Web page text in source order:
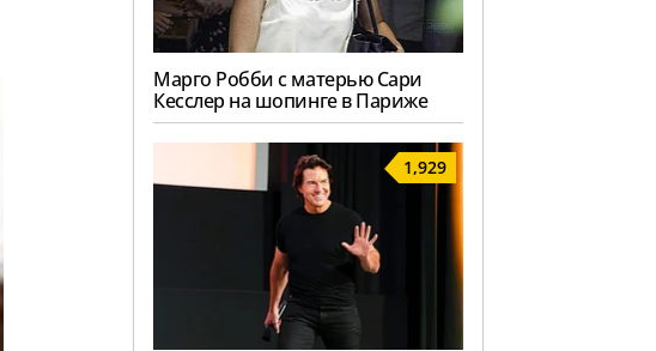
Марго Робби с матерью Сари
Кесслер на шопинге в Париже
1,929